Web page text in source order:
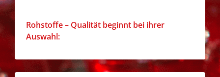
Go
to
–
Qualität
Rohstoffe – Qualität beginnt bei ihrer
Auswahl: